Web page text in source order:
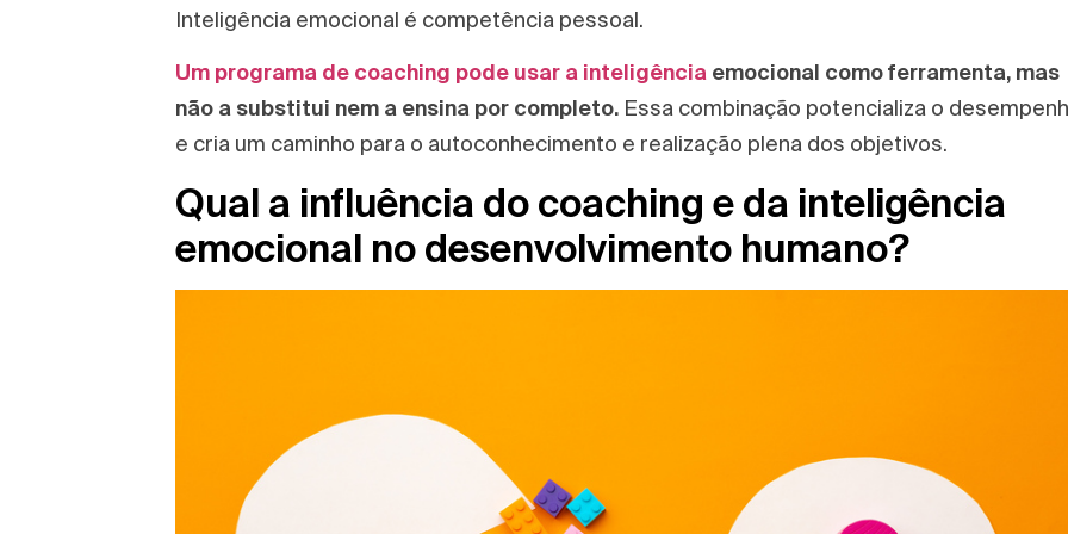
Inteligência emocional é competência pessoal.
Um programa de coaching pode usar a inteligênciaemocional como ferramenta, mas
não a substitui nem a ensina por completo. Essa combinação potencializa o
e cria um caminho para o autoconhecimento e realização plena dos objetivos.
Qual a influência do coaching e da inteligência
emocional no desenvolvimento humano?